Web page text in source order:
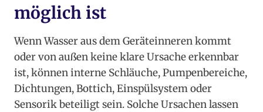
möglich ist
Wenn Wasser aus dem Geräteinneren kommt
oder von außen keine klare Ursache erkennbar
ist, können interne Schläuche, Pumpenbereiche,
Dichtungen, Bottich, Einspülsystem oder
Sensorik beteiligt sein. Solche Ursachen lassen